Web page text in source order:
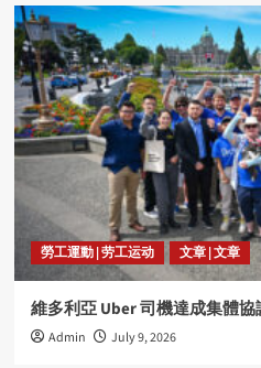
勞工運動 | 劳工运动 文章 | 文章
維多利亞 Uber 司機達成集體
Admin July 9, 2026